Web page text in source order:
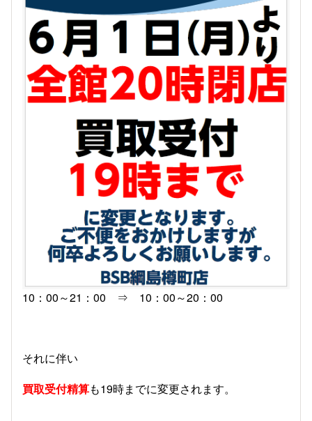
10：00～21：00 ⇒ 10：00～20：00
それに伴い
買取受付精算も19時までに変更されます。